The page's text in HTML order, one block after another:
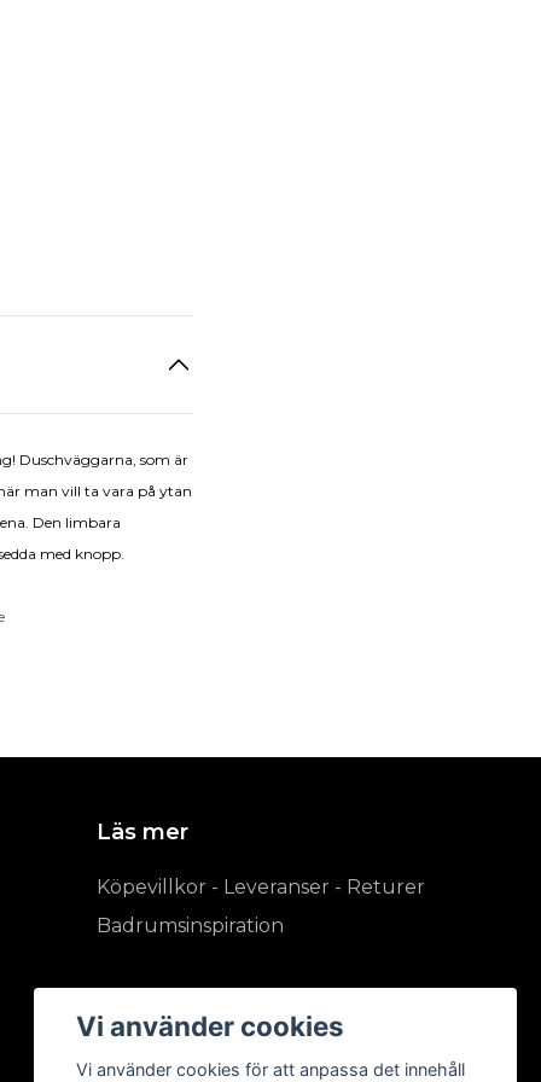
Duschväggarna, som är
man vill ta vara på ytan
Den limbara
med knopp.
Läs mer
Köpevillkor - Leveranser - Returer
Badrumsinspiration
Vi använder cookies
Vi använder cookies för att anpassa det innehåll